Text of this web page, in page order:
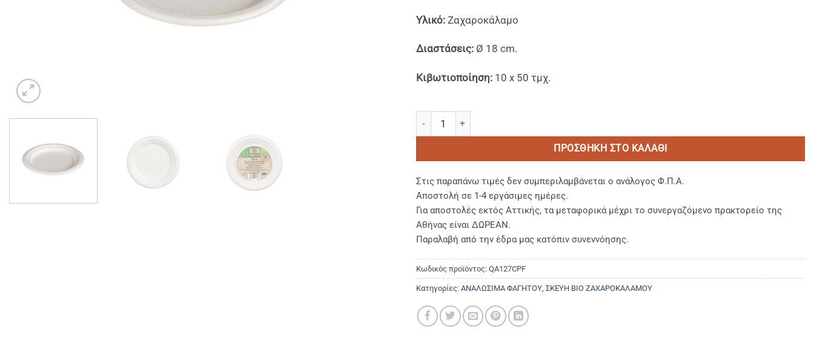
Υλικό: Ζαχαροκάλαμο
Διαστάσεις: Ø 18 cm.
Κιβωτιοποίηση: 10 x 50 τμχ.
ΠΡΟΣΘΉΚΗ ΣΤΟ ΚΑΛΆΘΙ
Στις παραπάνω τιμές δεν συμπεριλαμβάνεται ο ανάλογος Φ.Π.Α.
Αποστολή σε 1-4 εργάσιμες ημέρες.
Για αποστολές εκτός Αττικής, τα μεταφορικά μέχρι το συνεργαζόμενο πρακτορείο της
Αθήνας είναι ΔΩΡΕΑΝ.
Παραλαβή από την έδρα μας κατόπιν συνεννόησης.
Κωδικός προϊόντος: QA127CPF
Κατηγορίες: ΑΝΑΛΩΣΙΜΑ ΦΑΓΗΤΟΥ ΣΚΕΥΗ ΒΙΟ ΖΑΧΑΡΟΚΑΛΑΜΟΥ